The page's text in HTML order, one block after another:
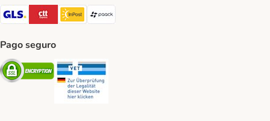
GLS Shipping Method
CTTExpress Shipping Method
InPost Shipping Method
Pago seguro
Security